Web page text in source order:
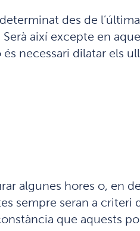
des de l’última
així excepte en
necessari dilatar els
algunes hores o, en
sempre seran a criteri
que aquests